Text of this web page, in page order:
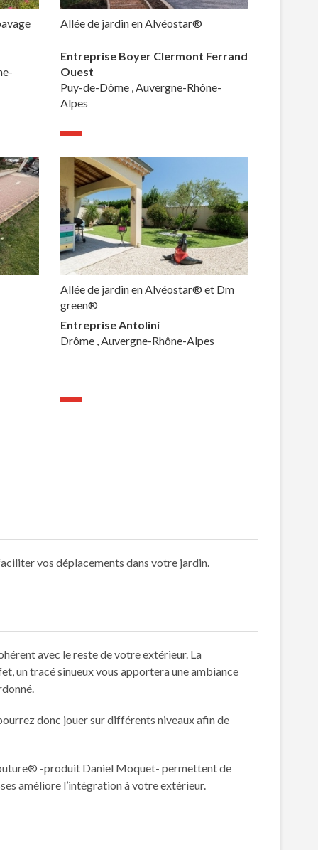
Allée de jardin en Alvéostar®
Entreprise Boyer Clermont Ferrand
Ouest
Puy-de-Dôme , Auvergne-Rhône-
Alpes
Allée de jardin en Alvéostar® et Dm
green®
Entreprise Antolini
Drôme , Auvergne-Rhône-Alpes
vos déplacements dans votre jardin.
avec le reste de votre extérieur. La
un tracé sinueux vous apportera une ambiance
donc jouer sur différents niveaux afin de
-produit Daniel Moquet- permettent de
améliore l’intégration à votre extérieur.